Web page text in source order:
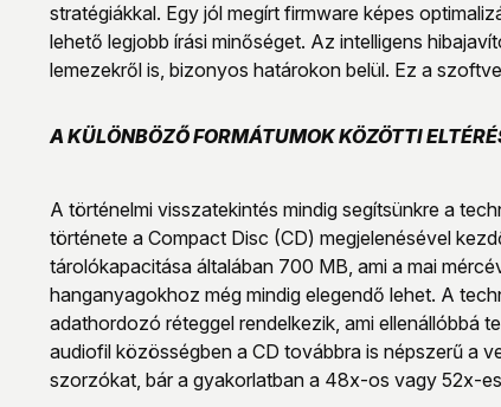
stratégiákkal. Egy jól megírt firmware képes
lehető legjobb írási minőséget. Az intelligens
lemezekről is, bizonyos határokon belül. Ez a
A KÜLÖNBÖZŐ FORMÁTUMOK KÖZÖTTI
A történelmi visszatekintés mindig segítsünkre a
története a Compact Disc (CD) megjelenésével
tárolókapacitása általában 700 MB, ami a mai
hanganyagokhoz még mindig elegendő lehet. A
adathordozó réteggel rendelkezik, ami ellenállóbbá
audiofil közösségben a CD továbbra is népszerű a
szorzókat, bár a gyakorlatban a 48x-os vagy 52x-